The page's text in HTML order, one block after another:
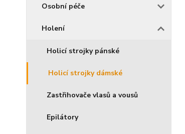
Osobní péče
Holení
Holicí strojky pánské
Holicí strojky dámské
Zastřihovače vlasů a vousů
Epilátory